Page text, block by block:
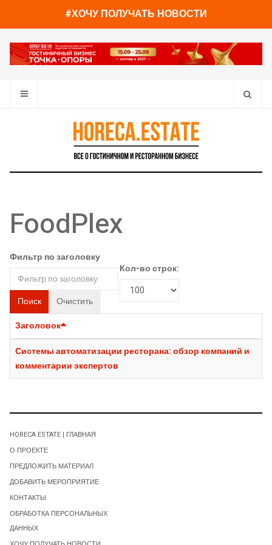
#ХОЧУ ПОЛУЧАТЬ НОВОСТИ
FoodPlex
Фильтр по заголовку
Поиск Очистить
Кол-во строк:
Заголовок
Системы автоматизации ресторана: обзор компаний и
комментарии экспертов
HORECA ESTATE | ГЛАВНАЯ
О ПРОЕКТЕ
ПРЕДЛОЖИТЬ МАТЕРИАЛ
ДОБАВИТЬ МЕРОПРИЯТИЕ
КОНТАКТЫ
ОБРАБОТКА ПЕРСОНАЛЬНЫХ
ДАННЫХ